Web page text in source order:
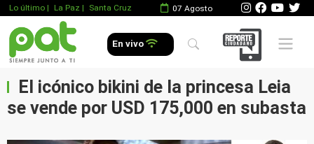
Lo último | La Paz | Santa Cruz 07 Agosto
En vivo Mobile
El icónico bikini de la princesa Leia
se vende por USD 175,000 en subasta